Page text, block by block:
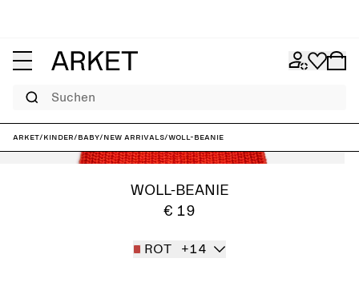
Suchen
ARKET/Kinder/Baby/New arrivals/Woll-Beanie
WOLL-BEANIE
€ 19
ROT +14